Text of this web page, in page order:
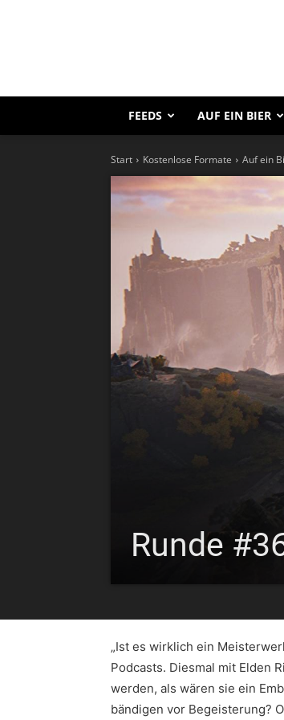
FEEDS AUF EIN BIER
Start Kostenlose Formate Auf ein
Runde
„Ist es wirklich ein
Podcasts. Diesmal mit Elden
werden, als wären sie ein
bändigen vor Begeisterung?